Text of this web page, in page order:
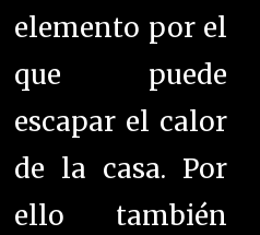
elemento por el
que puede
escapar el calor
de la casa. Por
ello también